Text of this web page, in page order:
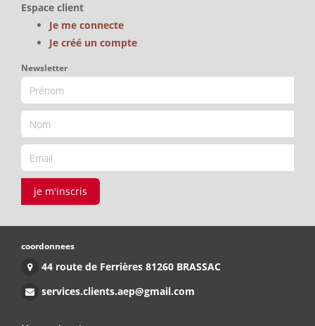
Espace client
Je me connecte
Je créé un compte
Newsletter
je m'inscris
coordonnees
44 route de Ferrières 81260 BRASSAC
services.clients.aep@gmail.com